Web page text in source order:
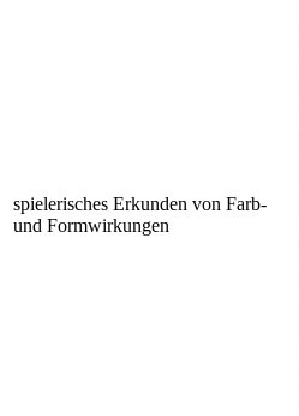
spielerisches Erkunden von Farb-
und Formwirkungen